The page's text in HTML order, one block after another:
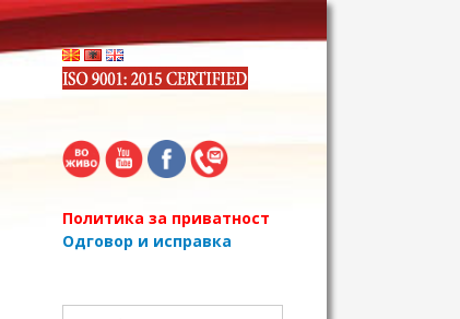
Политика за приватност
Одговор и исправка
Search